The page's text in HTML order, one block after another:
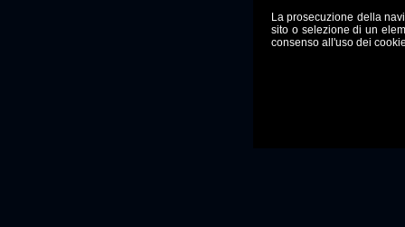
La prosecuzione della
sito o selezione di un
consenso all'uso dei